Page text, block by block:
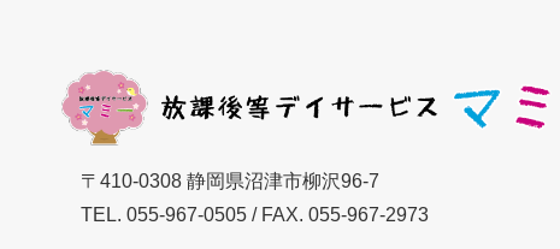
〒410-0308 静岡県沼津市柳沢96-7
TEL.055-967-0505 / FAX. 055-967-2973